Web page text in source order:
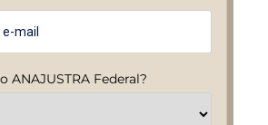
ANAJUSTRA Federal?